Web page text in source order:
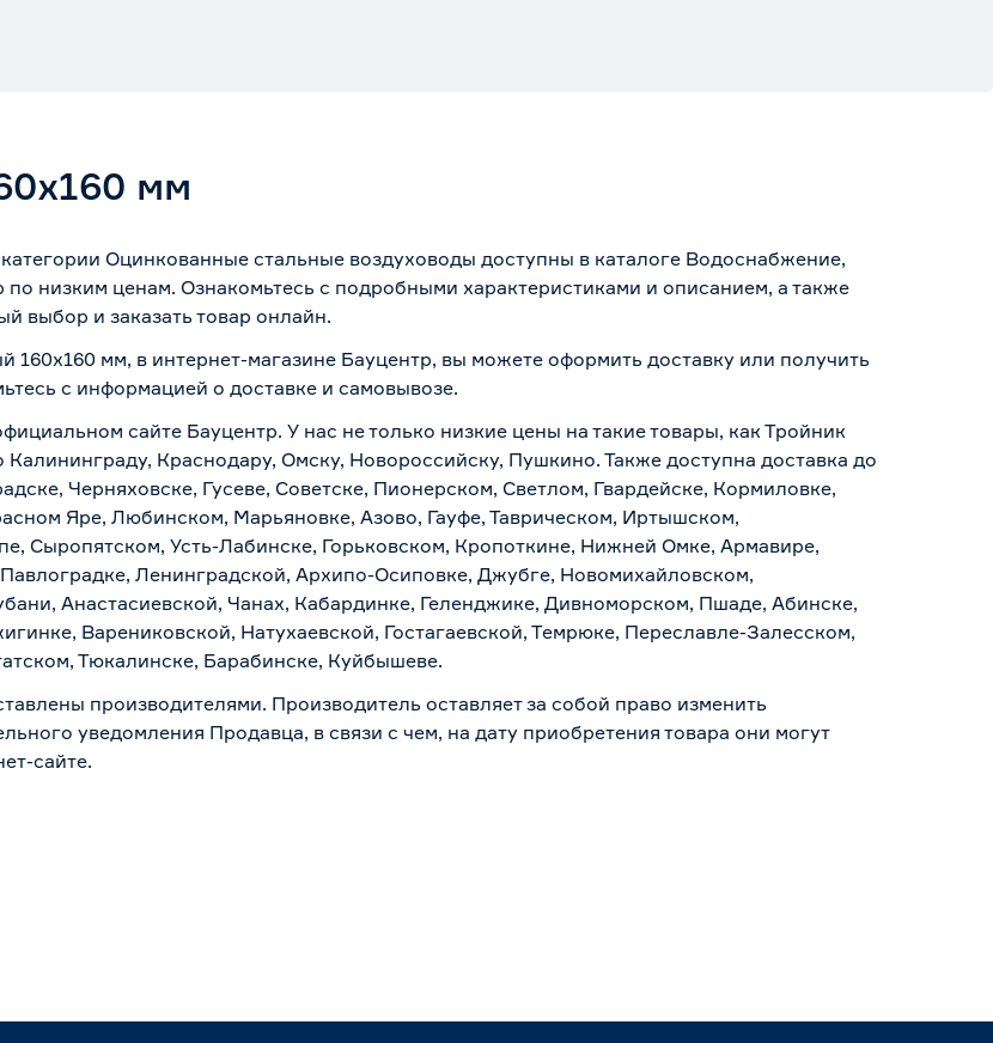
мм
Оцинкованные стальные воздуховоды доступны в каталоге Водоснабжение,
низким ценам. Ознакомьтесь с подробными характеристиками и описанием, а также
выбор и заказать товар онлайн.
160х160 мм, в интернет-магазине Бауцентр, вы можете оформить доставку или получить
с информацией о доставке и самовывозе.
сайте Бауцентр. У нас не только низкие цены на такие товары, как Тройник
Краснодару, Омску, Новороссийску, Пушкино. Также доступна доставка до
Черняховске, Гусеве, Советске, Пионерском, Светлом, Гвардейске, Кормиловке,
Яре, Любинском, Марьяновке, Азово, Гауфе, Таврическом, Иртышском,
Сыропятском, Усть-Лабинске, Горьковском, Кропоткине, Нижней Омке, Армавире,
Ленинградской, Архипо-Осиповке, Джубге, Новомихайловском,
Анастасиевской, Чанах, Кабардинке, Геленджике, Дивноморском, Пшаде, Абинске,
Варениковской, Натухаевской, Гостагаевской, Темрюке, Переславле-Залесском,
Тюкалинске, Барабинске, Куйбышеве.
производителями. Производитель оставляет за собой право изменить
уведомления Продавца, в связи с чем, на дату приобретения товара они могут
сайте.